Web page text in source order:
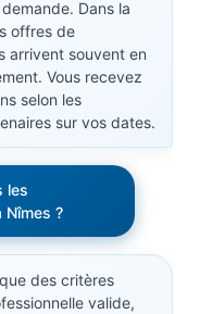
Dans la
offres de
arrivent souvent en
Vous recevez
selon les
sur vos dates.
les
Nîmes ?
des critères
valide,